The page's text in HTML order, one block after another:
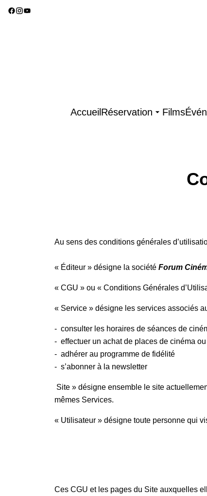
Accueil Réservation Films
Au sens des conditions générales
« Éditeur » désigne la société Forum
« CGU » ou « Conditions Générales
« Service » désigne les services associés
- consulter les horaires de séances de
- effectuer un achat de places de cinéma ou
- adhérer au programme de fidélité
- s’abonner à la newsletter
Site » désigne ensemble le site
mêmes Services.
« Utilisateur » désigne toute personne qui
Ces CGU et les pages du Site auxquelles